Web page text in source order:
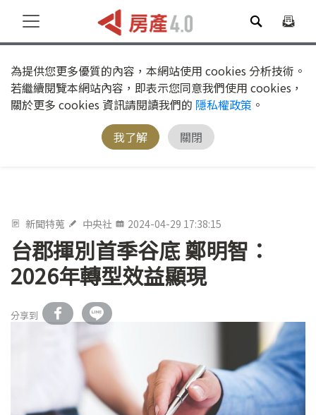
為提供您更多優質的內容，本網站使用 cookies 分析技術。
若繼續閱覽本網站內容，即表示您同意我們使用 cookies，
關於更多 cookies 資訊請閱讀我們的 隱私權政策 。
我了解
關閉
新聞特蒐 中央社 2024-04-29 17:38:15
台郡揮別首季谷底 鄭明智：
2026年轉型效益顯現
分享到